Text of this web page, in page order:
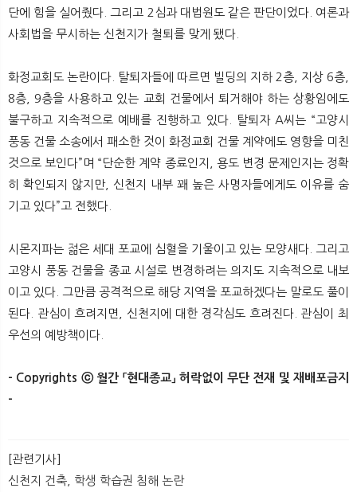
단에 힘을 실어줬다. 그리고 2심과 대법원도 같은 판단이었다. 여론과
사회법을 무시하는 신천지가 철퇴를 맞게 됐다.
화정교회도 논란이다. 탈퇴자들에 따르면 빌딩의 지하 2층, 지상 6층,
8층, 9층을 사용하고 있는 교회 건물에서 퇴거해야 하는 상황임에도
불구하고 지속적으로 예배를 진행하고 있다. 탈퇴자 A씨는 “고양시
풍동 건물 소송에서 패소한 것이 화정교회 건물 계약에도 영향을 미친
것으로 보인다”며 “단순한 계약 종료인지, 용도 변경 문제인지는 정확
히 확인되지 않지만, 신천지 내부 꽤 높은 사명자들에게도 이유를 숨
기고 있다”고 전했다.
시몬지파는 젊은 세대 포교에 심혈을 기울이고 있는 모양새다. 그리고
고양시 풍동 건물을 종교 시설로 변경하려는 의지도 지속적으로 내보
이고 있다. 그만큼 공격적으로 해당 지역을 포교하겠다는 말로도 풀이
된다. 관심이 흐려지면, 신천지에 대한 경각심도 흐려진다. 관심이 최
우선의 예방책이다.​
- Copyrights ⓒ 월간 「현대종교」 허락없이 무단 전재 및 재배포금지
-
[관련기사]
신천지 건축, 학생 학습권 침해 논란